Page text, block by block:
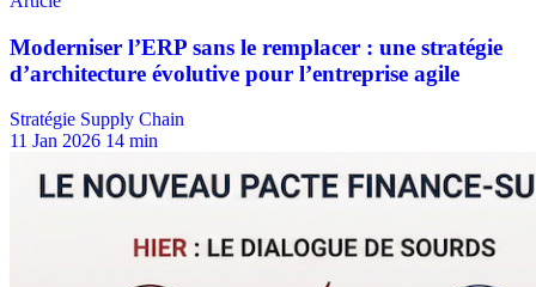
Stratégie Supply Chain
11 Jan 2026 14 min